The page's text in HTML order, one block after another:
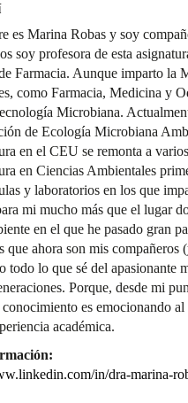
es Marina Robas y soy
soy profesora de esta
Farmacia. Aunque imparto la
como Farmacia, Medicina y
Microbiana.
de Ecología Microbiana
en el CEU se remonta a
en Ciencias Ambientales
y laboratorios en los que
mi mucho más que el lugar
en el que he pasado gran
que ahora son mis
todo lo que sé del apasionante
Porque, desde mi
es emocionando
académica.
in/dra-marina-